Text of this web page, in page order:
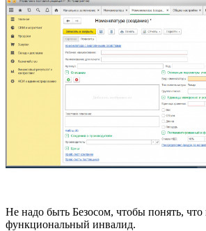
Не надо быть Безосом, чтобы понять, что
функциональный инвалид.